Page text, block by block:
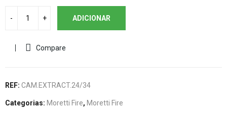
ADICIONAR
Compare
REF: CAM.EXTRACT.24/34
Categorias: Moretti Fire, Moretti Fire